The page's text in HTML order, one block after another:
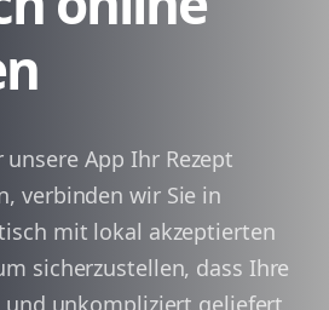
App Ihr Rezept
verbinden wir Sie in
mit lokal akzeptierten
sicherzustellen, dass Ihre
unkompliziert geliefert